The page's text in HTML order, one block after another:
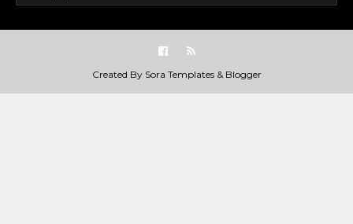
Created By Sora Templates& Blogger